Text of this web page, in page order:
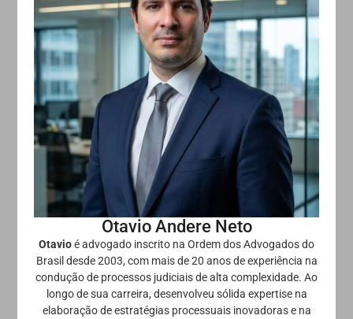
Otavio Andere Neto
Otavioé advogado inscrito na Ordem dos Advogados do
Brasil desde 2003, com mais de 20 anos de experiência na
condução de processos judiciais de alta complexidade. Ao
longo de sua carreira, desenvolveu sólida expertise na
elaboração de estratégias processuais inovadoras e na